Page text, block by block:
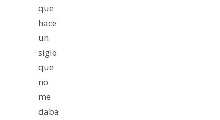
que
hace
un
siglo
que
no
me
daba